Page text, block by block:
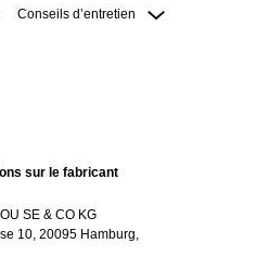
Conseils d’entretien
sur le fabricant
SE & CO KG
10, 20095 Hamburg,